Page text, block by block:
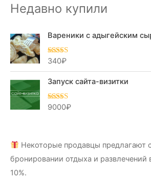
Недавно купили
Вареники с адыгейским
Оценка
340₽
Запуск сайта-визитки
Оценка
9000₽
Некоторые продавцы предлагают
бронировании отдыха и развлечений
10%.